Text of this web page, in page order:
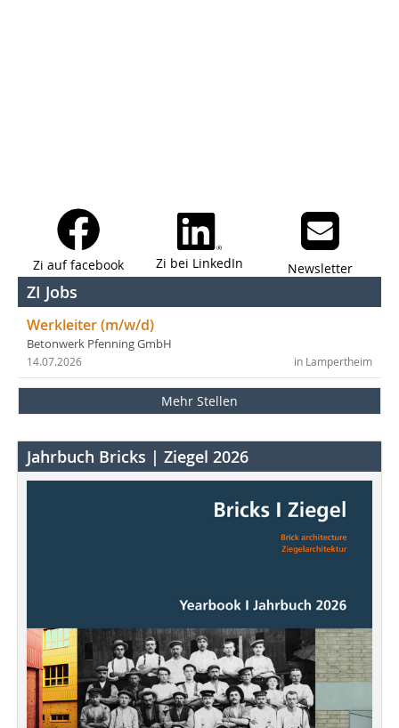
Zi auf facebook Zi bei LinkedIn Newsletter
ZI Jobs
Werkleiter (m/w/d)
Betonwerk Pfenning GmbH
in Lampertheim
14.07.2026
Mehr Stellen
Jahrbuch Bricks | Ziegel 2026